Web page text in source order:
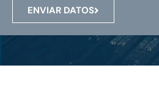
ENVIAR DATOS